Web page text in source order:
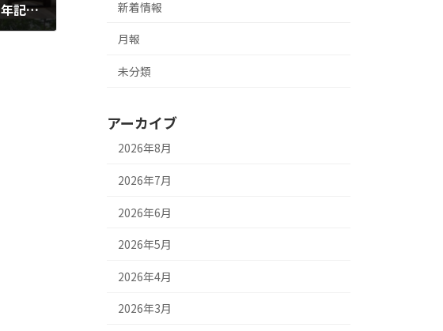
★富士学校開校 富士駐屯地開設71周年記念行事 新着情報
月報
未分類
アーカイブ
2026年8月
2026年7月
2026年6月
2026年5月
2026年4月
2026年3月